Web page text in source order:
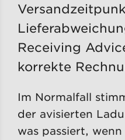
Receiving
korrekte
Im Normalfall
der avisierten
was passiert,